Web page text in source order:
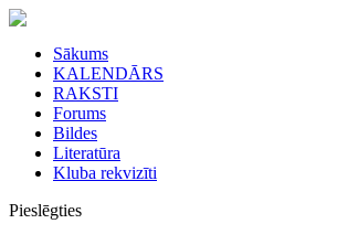
Sākums
KALENDĀRS
RAKSTI
Forums
Bildes
Literatūra
Kluba rekvizīti
Pieslēgties